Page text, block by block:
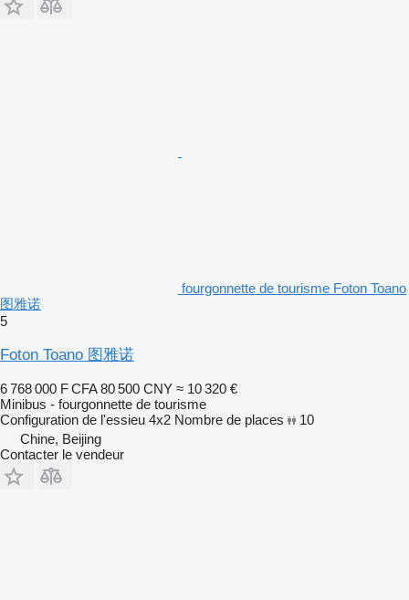
fourgonnette de tourisme Foton Toano
图雅诺
5
Foton Toano 图雅诺
6 768 000 F CFA 80 500 CNY ≈ 10 320 €
Minibus - fourgonnette de tourisme
Configuration de l'essieu 4x2 Nombre de places
10
Chine, Beijing
Contacter le vendeur